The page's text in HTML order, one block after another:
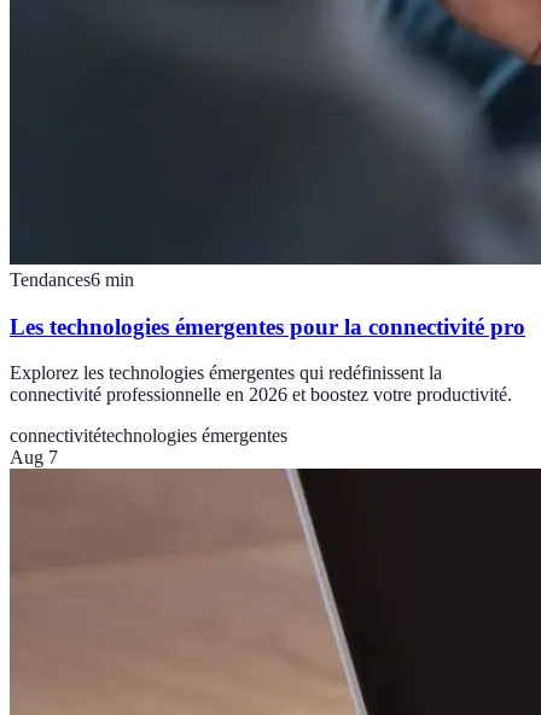
Tendances6 min
Les technologies émergentes pour la connectivité pro
Explorez les technologies émergentes qui redéfinissent la
connectivité professionnelle en 2026 et boostez votre productivité.
connectivitétechnologies émergentes
Aug 7